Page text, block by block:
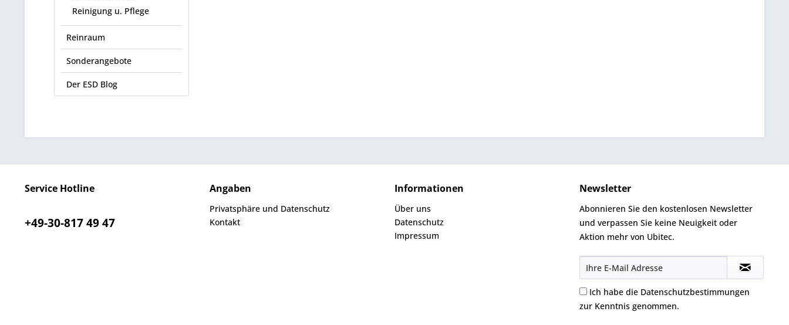
Reinigung u. Pflege
Reinraum
Sonderangebote
Der ESD Blog
Service Hotline
+49-30-817 49 47
Angaben
Privatsphäre und Datenschutz
Kontakt
Informationen
Über uns
Datenschutz
Impressum
Newsletter
Abonnieren Sie den kostenlosen Newsletter
und verpassen Sie keine Neuigkeit oder
Aktion mehr von Ubitec.
Ich habe die Datenschutzbestimmungen
zur Kenntnis genommen.